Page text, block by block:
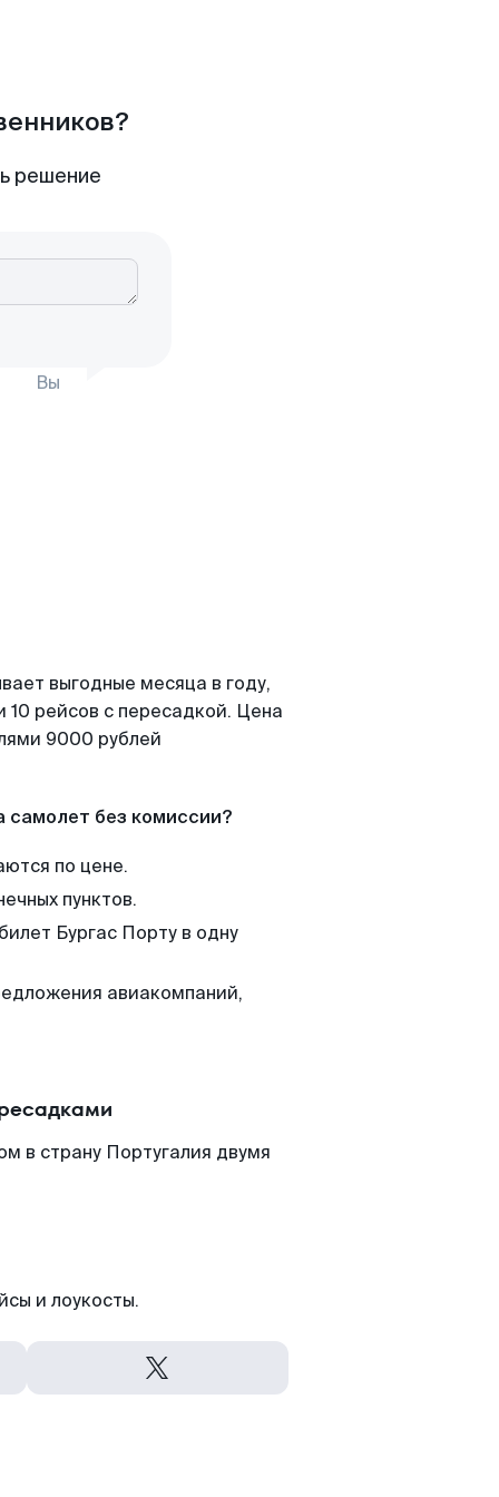
решение
Вы
выгодные месяца в году,
рейсов с пересадкой. Цена
9000 рублей
самолет без комиссии?
по цене.
пунктов.
Бургас Порту в одну
авиакомпаний,
в страну Португалия двумя
и лоукосты.